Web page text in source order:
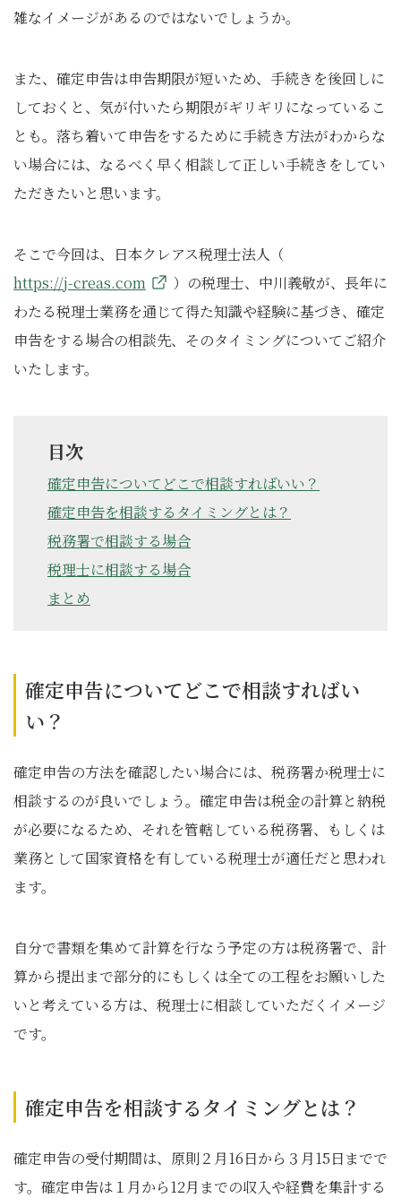
雑なイメージがあるのではないでしょうか。
また、確定申告は申告期限が短いため、手続きを後回しに
しておくと、気が付いたら期限がギリギリになっているこ
とも。落ち着いて申告をするために手続き方法がわからな
い場合には、なるべく早く相談して正しい手続きをしてい
ただきたいと思います。
そこで今回は、日本クレアス税理士法人（
https://j-creas.com
）の税理士、中川義敬が、長年に
わたる税理士業務を通じて得た知識や経験に基づき、確定
申告をする場合の相談先、そのタイミングについてご紹介
いたします。
目次
確定申告についてどこで相談すればいい？
確定申告を相談するタイミングとは？
税務署で相談する場合
税理士に相談する場合
まとめ
確定申告についてどこで相談すればい
い？
確定申告の方法を確認したい場合には、税務署か税理士に
相談するのが良いでしょう。確定申告は税金の計算と納税
が必要になるため、それを管轄している税務署、もしくは
業務として国家資格を有している税理士が適任だと思われ
ます。
自分で書類を集めて計算を行なう予定の方は税務署で、計
算から提出まで部分的にもしくは全ての工程をお願いした
いと考えている方は、税理士に相談していただくイメージ
です。
確定申告を相談するタイミングとは？
確定申告の受付期間は、原則２月16日から３月15日までで
す。確定申告は１月から12月までの収入や経費を集計する